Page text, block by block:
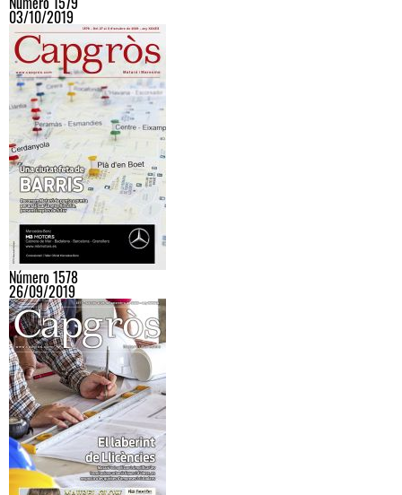
03/10/2019
Número 1578
26/09/2019